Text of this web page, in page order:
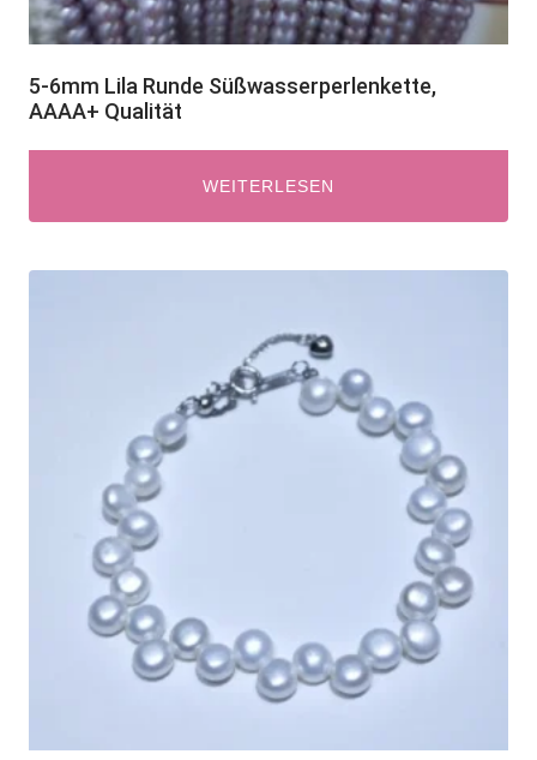
5-6mm Lila Runde Süßwasserperlenkette,
AAAA+ Qualität
WEITERLESEN